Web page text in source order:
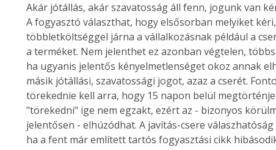
Akár jótállás, akár szavatosság áll fenn, jogunk van
A fogyasztó választhat, hogy elsősorban melyiket
többletköltséggel járna a vállalkozásnak például a
a terméket. Nem jelenthet ez azonban végtelen,
ha ugyanis jelentős kényelmetlenséget okoz annak
másik jótállási, szavatossági jogot, azaz a cserét.
törekednie kell arra, hogy 15 napon belül
"törekedni" ige nem egzakt, ezért az - bizonyos
jelentősen - elhúzódhat. A javítás-csere
ha a fent már említett tartós fogyasztási cikk